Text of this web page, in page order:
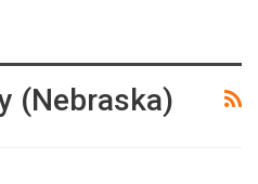
(Nebraska)